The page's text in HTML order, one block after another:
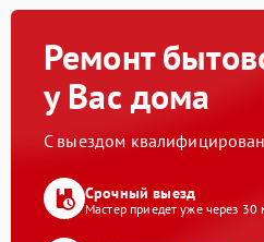
Ремонт
у Вас дома
С выездом
Срочный выезд
Мастер приедет уже через 30